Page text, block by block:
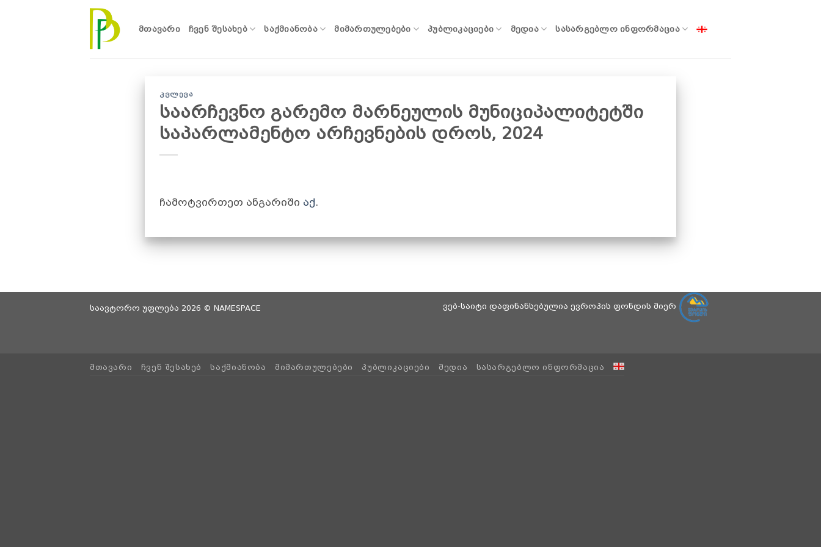
ᲛᲗᲐᲕᲐᲠᲘ ᲩᲕᲔᲜ ᲨᲔᲡᲐᲮᲔᲑ ᲡᲐᲥᲛᲘᲐᲜᲝᲑᲐ ᲛᲘᲛᲐᲠᲗᲣᲚᲔᲑᲔᲑᲘ ᲞᲣᲑᲚᲘᲙᲐᲪᲘᲔᲑᲘ ᲛᲔᲓᲘᲐ ᲡᲐᲡᲐᲠᲒᲔᲑᲚᲝ ᲘᲜᲤᲝᲠᲛᲐᲪᲘᲐ
ᲙᲕᲚᲔᲕᲐ
საარჩევნო გარემო მარნეულის მუნიციპალიტეტში
საპარლამენტო არჩევნების დროს, 2024
ჩამოტვირთეთ ანგარიში აქ.
საავტორო უფლება 2026 © NAMESPACE ვებ-საიტი დაფინანსებულია ევროპის ფონდის მიერ
ᲛᲗᲐᲕᲐᲠᲘ ᲩᲕᲔᲜ ᲨᲔᲡᲐᲮᲔᲑ ᲡᲐᲥᲛᲘᲐᲜᲝᲑᲐ ᲛᲘᲛᲐᲠᲗᲣᲚᲔᲑᲔᲑᲘ ᲞᲣᲑᲚᲘᲙᲐᲪᲘᲔᲑᲘ ᲛᲔᲓᲘᲐ ᲡᲐᲡᲐᲠᲒᲔᲑᲚᲝ ᲘᲜᲤᲝᲠᲛᲐᲪᲘᲐ